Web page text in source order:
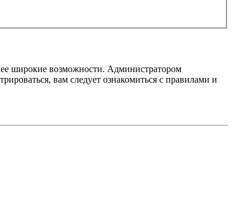
широкие возможности. Администратором
вам следует ознакомиться с правилами и